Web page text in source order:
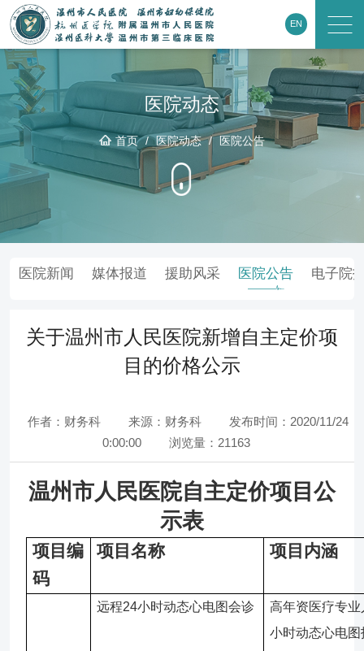
EN
医院动态
首页 / 医院动态 / 医院公告
医院新闻 媒体报道 援助风采 医院公告 电子院
关于温州市人民医院新增自主定价项
目的价格公示
作者：财务科 来源：财务科
发布时间：2020/11/24
0:00:00
浏览量：21163
温州市人民医院自主定价项目公
示表
项目编
码
项目名称 项目内涵
远程24小时动态心电图会诊
高年资医疗专
小时动态心电